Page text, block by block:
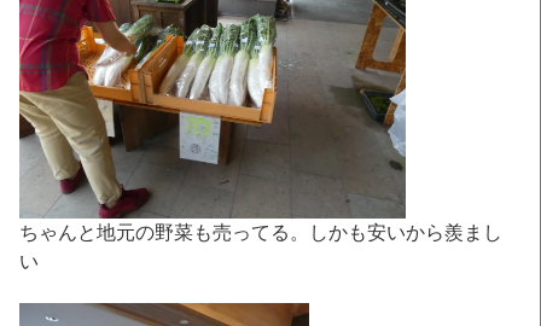
ちゃんと地元の野菜も売ってる。しかも安いから羨まし
い